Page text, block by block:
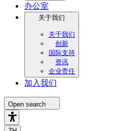
办公室
关于我们
关于我们
创新
国际支持
资讯
企业责任
加入我们
Open search